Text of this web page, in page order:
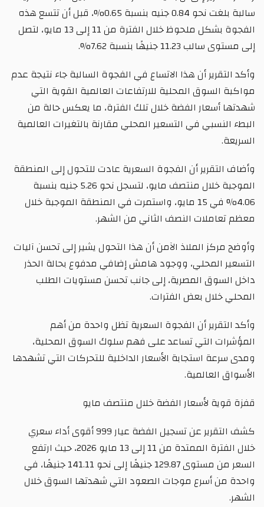
سالبة بلغت نحو 0.84 جنيه بنسبة 0.65%، قبل أن تتسع هذه
الفجوة بشكل ملحوظ خلال الفترة من 11 إلى 13 مايو، لتصل
إلى مستوى سالب 11.23 جنيهًا بنسبة 7.62%.
وأكد التقرير أن هذا الاتساع في الفجوة السالبة جاء نتيجة عدم
مواكبة السوق المحلية للارتفاعات العالمية القوية التي
شهدتها أسعار الفضة خلال تلك الفترة، ما يعكس حالة من
البطء النسبي في التسعير المحلي مقارنة بالتغيرات العالمية
السريعة.
وأضاف التقرير أن الفجوة السعرية عادت للتحول إلى المنطقة
الموجبة خلال منتصف مايو، لتسجل نحو 5.26 جنيه بنسبة
4.06% في 15 مايو، واستمرت في المنطقة الموجبة خلال
معظم تعاملات النصف الثاني من الشهر.
وأوضح مركز الملاذ الآمن أن هذا التحول يشير إلى تحسن آليات
التسعير المحلي، ووجود هامش إضافي مدفوع بحالة الحذر
داخل السوق المصرية، إلى جانب تحسن مستويات الطلب
المحلي خلال بعض الفترات.
وأكد التقرير أن الفجوة السعرية تظل واحدة من أهم
المؤشرات التي تساعد على فهم سلوك السوق المحلية،
ومدى سرعة استجابة الأسعار الداخلية للتحركات التي تشهدها
الأسواق العالمية.
قفزة قوية لأسعار الفضة خلال منتصف مايو
كشف التقرير عن تسجيل الفضة عيار 999 أقوى أداء سعري
خلال الفترة الممتدة من 11 إلى 13 مايو 2026، حيث ارتفع
السعر من مستوى 129.87 جنيهًا إلى نحو 141.11 جنيهًا، في
واحدة من أسرع موجات الصعود التي شهدتها السوق خلال
الشهر.